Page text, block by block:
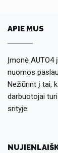
APIE MUS
Įmonė AUTO4
nuomos
Nežiūrint į tai,
darbuotojai
srityje.